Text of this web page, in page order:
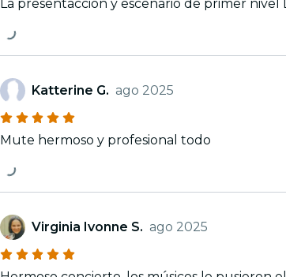
Katterine G. ago 2025
Mute hermoso y profesional todo
Virginia Ivonne S. ago 2025